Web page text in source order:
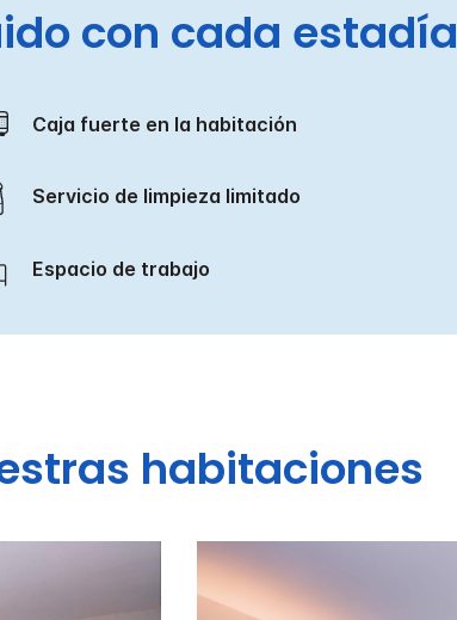
con cada estadía
Caja fuerte en la habitación
Servicio de limpieza limitado
Espacio de trabajo
habitaciones